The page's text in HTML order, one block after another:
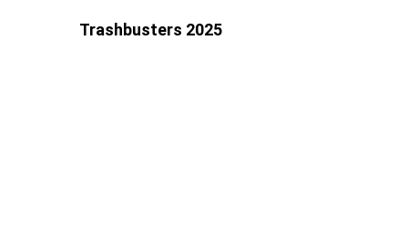
Trashbusters 2025